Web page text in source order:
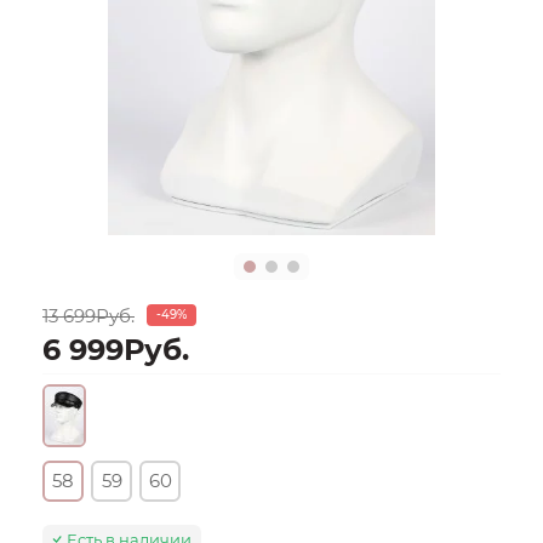
13 699Руб. -49%
6 999Руб.
58 59 60